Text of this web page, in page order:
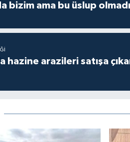
bizim ama bu üslup
hazine arazileri satışa